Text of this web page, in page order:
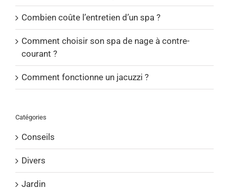
Combien coûte l’entretien d’un spa ?
Comment choisir son spa de nage à contre-
courant ?
Comment fonctionne un jacuzzi ?
Catégories
Conseils
Divers
Jardin